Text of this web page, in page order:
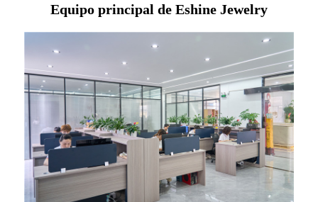
Equipo principal de Eshine Jewelry